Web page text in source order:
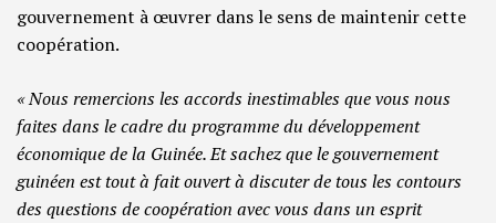
gouvernement à œuvrer dans le sens de maintenir cette
coopération.
« Nous remercions les accords inestimables que vous nous
faites dans le cadre du programme du développement
économique de la Guinée. Et sachez que le gouvernement
guinéen est tout à fait ouvert à discuter de tous les contours
des questions de coopération avec vous dans un esprit